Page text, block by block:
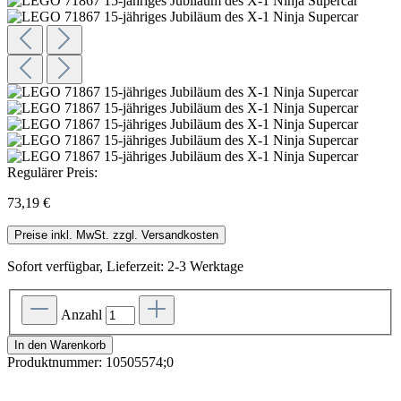
Regulärer Preis:
73,19 €
Preise inkl. MwSt. zzgl. Versandkosten
Sofort verfügbar, Lieferzeit: 2-3 Werktage
Anzahl
In den Warenkorb
Produktnummer: 10505574;0